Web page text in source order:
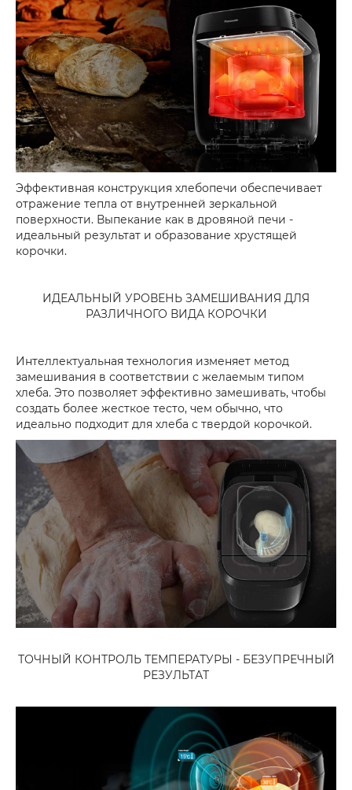
Эффективная конструкция хлебопечи обеспечивает
отражение тепла от внутренней зеркальной
поверхности. Выпекание как в дровяной печи -
идеальный результат и образование хрустящей
корочки.
ИДЕАЛЬНЫЙ УРОВЕНЬ ЗАМЕШИВАНИЯ ДЛЯ
РАЗЛИЧНОГО ВИДА КОРОЧКИ
Интеллектуальная технология изменяет метод
замешивания в соответствии с желаемым типом
хлеба. Это позволяет эффективно замешивать, чтобы
создать более жесткое тесто, чем обычно, что
идеально подходит для хлеба с твердой корочкой.
ТОЧНЫЙ КОНТРОЛЬ ТЕМПЕРАТУРЫ - БЕЗУПРЕЧНЫЙ
РЕЗУЛЬТАТ